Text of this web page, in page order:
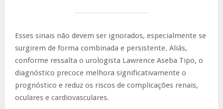
Esses sinais não devem ser ignorados, especialmente se
surgirem de forma combinada e persistente. Aliás,
conforme ressalta o urologista Lawrence Aseba Tipo, o
diagnóstico precoce melhora significativamente o
prognóstico e reduz os riscos de complicações renais,
oculares e cardiovasculares.